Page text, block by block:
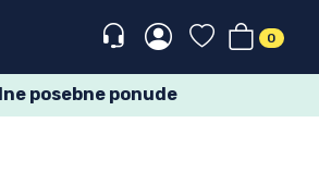
0
posebne ponude